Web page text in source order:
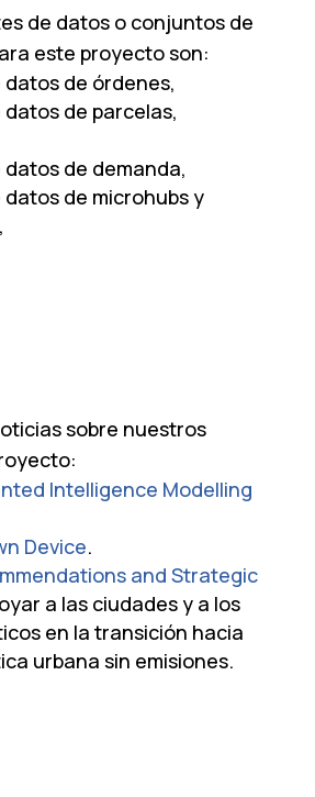
de datos o conjuntos de
este proyecto son:
de órdenes,
de parcelas,
de demanda,
de microhubs y
sobre nuestros
Intelligence Modelling
Device.
and Strategic
a las ciudades y a los
en la transición hacia
urbana sin emisiones.